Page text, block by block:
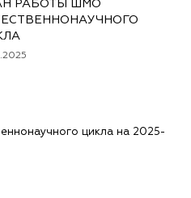
РАБОТЫ ШМО
цикла на 2025-